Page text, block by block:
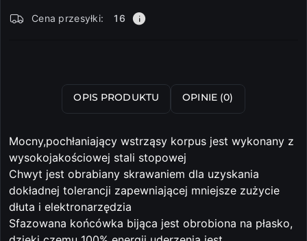
i
Cena przesyłki: 16
OPIS PRODUKTU OPINIE (0)
Mocny,pochłaniający wstrząsy korpus jest wykonany z
wysokojakościowej stali stopowej
Chwyt jest obrabiany skrawaniem dla uzyskania
dokładnej tolerancji zapewniającej mniejsze zużycie
dłuta i elektronarzędzia
Sfazowana końcówka bijąca jest obrobiona na płasko,